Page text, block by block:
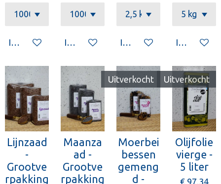
In winkelwagenIn winkelwagenIn winkelwagenIn
Lijnzaad
-
Grootve
rpakking
Maanza
ad -
Grootve
rpakking
Uitverkocht
Moerbei
bessen
gemeng
d -
Uitverkocht
Olijfolie
vierge -
5 liter
€ 97,34